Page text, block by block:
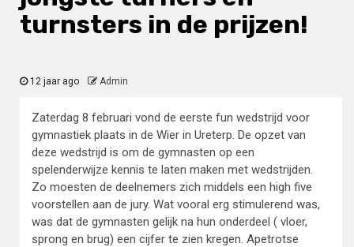
turnsters in de prijzen!
12 jaar ago Admin
Zaterdag 8 februari vond de eerste fun wedstrijd voor
gymnastiek plaats in de Wier in Ureterp. De opzet van
deze wedstrijd is om de gymnasten op een
spelenderwijze kennis te laten maken met wedstrijden.
Zo moesten de deelnemers zich middels een high five
voorstellen aan de jury. Wat vooral erg stimulerend was,
was dat de gymnasten gelijk na hun onderdeel ( vloer,
sprong en brug) een cijfer te zien kregen. Apetrotse